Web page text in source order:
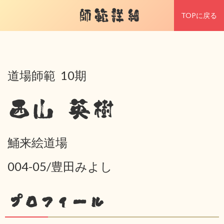
師範詳細 TOPに戻る
道場師範 10期
西山 英樹
鯒来絵道場
004-05/豊田みよし
プロフィール